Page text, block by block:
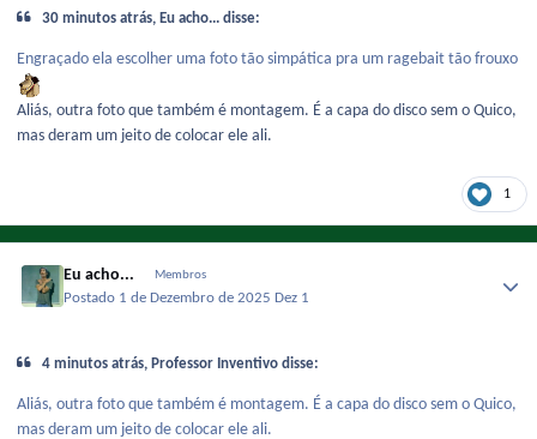
30 minutos atrás, Eu acho... disse:
Engraçado ela escolher uma foto tão simpática pra um ragebait tão frouxo
Aliás, outra foto que também é montagem. É a capa do disco sem o Quico,
mas deram um jeito de colocar ele ali.
1
Eu acho... Membros
Postado 1 de Dezembro de 2025 Dez 1
4 minutos atrás, Professor Inventivo disse:
Aliás, outra foto que também é montagem. É a capa do disco sem o Quico,
mas deram um jeito de colocar ele ali.